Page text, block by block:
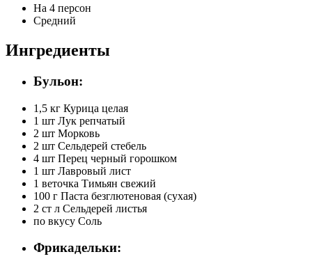
На 4 персон
Средний
Ингредиенты
Бульон:
1,5 кг Курица целая
1 шт Лук репчатый
2 шт Морковь
2 шт Сельдерей стебель
4 шт Перец черный горошком
1 шт Лавровый лист
1 веточка Тимьян свежий
100 г Паста безглютеновая (сухая)
2 ст л Сельдерей листья
по вкусу Соль
Фрикадельки: